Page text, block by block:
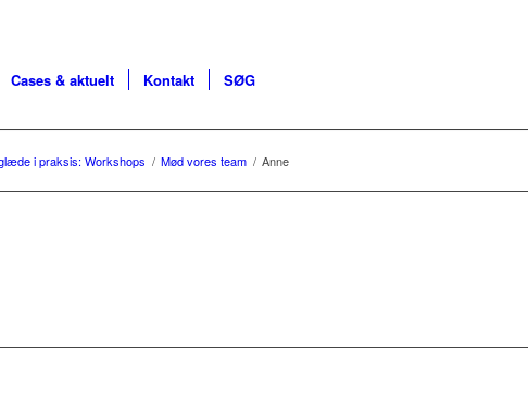
Cases & aktuelt Kontakt SØG
i praksis: Workshops / Mød vores team / Anne